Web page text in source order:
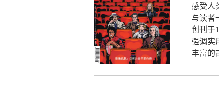
感受人
与读者
创刊于
强调实
丰富的